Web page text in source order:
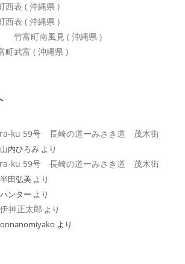
表 ( 沖縄県 )
表 ( 沖縄県 )
竹富町南風見 ( 沖縄県 )
富 ( 沖縄県 )
ra-ku 59号 長崎の道ーみさき道 茂木街
山内ひろみ より
ra-ku 59号 長崎の道ーみさき道 茂木街
半田弘美 より
ハンター より
伊神正太郎 より
onnanomiyako より